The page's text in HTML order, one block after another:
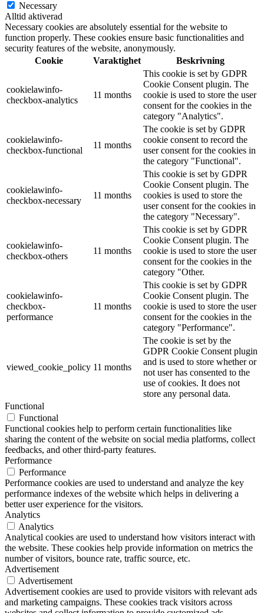
Necessary
Alltid aktiverad
Necessary cookies are absolutely essential for the website to
function properly. These cookies ensure basic functionalities and
security features of the website, anonymously.
Cookie
Varaktighet Beskrivning
cookielawinfo-
checkbox-analytics
11 months
This cookie is set by GDPR
Cookie Consent plugin. The
cookie is used to store the user
consent for the cookies in the
category "Analytics".
cookielawinfo-
checkbox-functional
11 months
The cookie is set by GDPR
cookie consent to record the
user consent for the cookies in
the category "Functional".
cookielawinfo-
checkbox-necessary
11 months
This cookie is set by GDPR
Cookie Consent plugin. The
cookies is used to store the
user consent for the cookies in
the category "Necessary".
cookielawinfo-
checkbox-others
11 months
This cookie is set by GDPR
Cookie Consent plugin. The
cookie is used to store the user
consent for the cookies in the
category "Other.
cookielawinfo-
checkbox-
performance
11 months
This cookie is set by GDPR
Cookie Consent plugin. The
cookie is used to store the user
consent for the cookies in the
category "Performance".
viewed_cookie_policy 11 months
The cookie is set by the
GDPR Cookie Consent plugin
and is used to store whether or
not user has consented to the
use of cookies. It does not
store any personal data.
Functional
Functional
Functional cookies help to perform certain functionalities like
sharing the content of the website on social media platforms, collect
feedbacks, and other third-party features.
Performance
Performance
Performance cookies are used to understand and analyze the key
performance indexes of the website which helps in delivering a
better user experience for the visitors.
Analytics
Analytics
Analytical cookies are used to understand how visitors interact with
the website. These cookies help provide information on metrics the
number of visitors, bounce rate, traffic source, etc.
Advertisement
Advertisement
Advertisement cookies are used to provide visitors with relevant ads
and marketing campaigns. These cookies track visitors across